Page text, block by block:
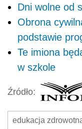
Dni wolne od
Obrona
podstawie
Te imiona
w szkole
Źródło:
edukacja